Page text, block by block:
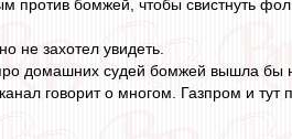
бомжей, чтобы свистнуть
не захотел увидеть.
домашних судей бомжей вышла бы
говорит о многом. Газпром и